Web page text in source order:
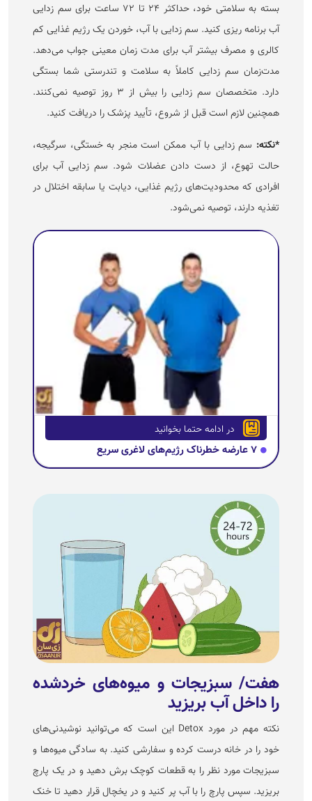
بسته به سلامتی خود، حداکثر ۲۴ تا ۷۲ ساعت برای سم زدایی
آب برنامه ریزی کنید. سم زدایی با آب، خوردن یک رژیم غذایی کم
کالری و مصرف بیشتر آب برای مدت زمان معینی جواب می‌دهد.
مدت‌زمان سم زدایی کاملاً به سلامت و تندرستی شما بستگی
دارد. متخصصان سم زدایی را بیش از ۳ روز توصیه نمی‌کنند.
همچنین لازم است قبل از شروع، تأیید پزشک را دریافت کنید.
*نکته: سم زدایی با آب ممکن است منجر به خستگی، سرگیجه،
حالت تهوع، از دست دادن عضلات شود. سم زدایی آب برای
افرادی که محدودیت‌های رژیم غذایی، دیابت یا سابقه اختلال در
تغذیه دارند، توصیه نمی‌شود.
در ادامه حتما بخوانید
۷ عارضه خطرناک رژیم‌های لاغری سریع
هفت/ سبزیجات و میوه‌های خردشده
را داخل آب بریزید
نکته مهم در مورد Detox این است که می‌توانید نوشیدنی‌های
خود را در خانه درست کرده و سفارشی کنید. به سادگی میوه‌ها و
سبزیجات مورد نظر را به قطعات کوچک برش دهید و در یک پارچ
بریزید. سپس پارچ را با آب پر کنید و در یخچال قرار دهید تا خنک